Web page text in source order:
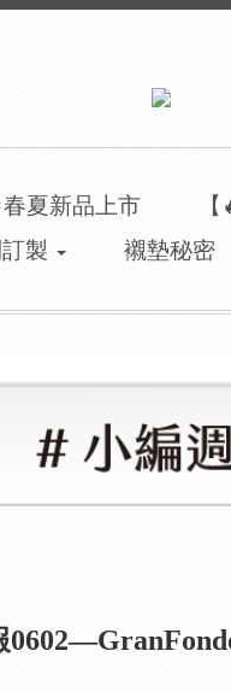
春夏新品上市
製 襯墊秘密